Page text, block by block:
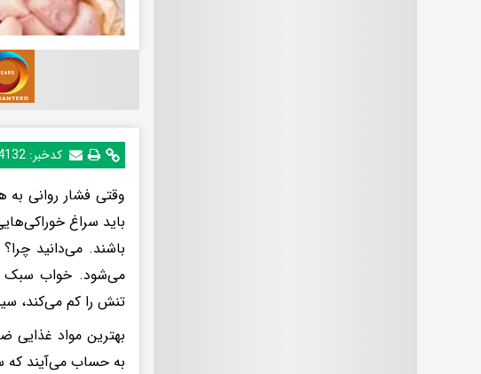
کدخبر:
وقتی فشار روانی به
باید سراغ
باشند. می‌دانید
می‌شود. خواب سبک
تنش را کم می‌کند،
بهترین مواد
به حساب می‌آیند